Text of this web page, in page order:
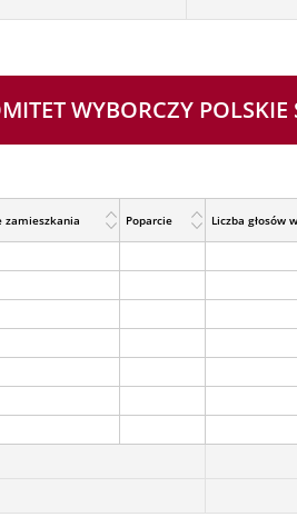
WYBORCZY
zamieszkania Poparcie Liczba głosów